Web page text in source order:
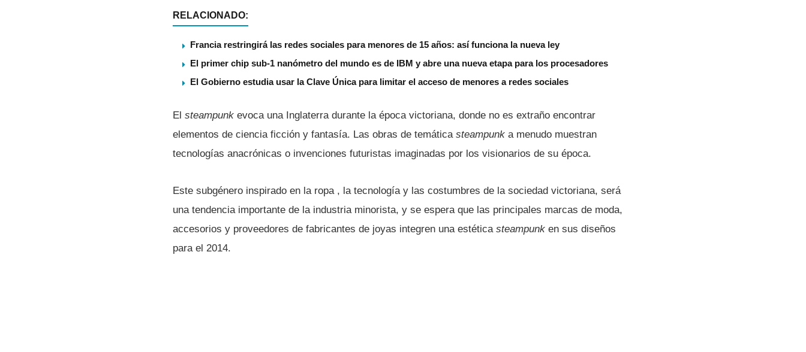
RELACIONADO:
Francia restringirá las redes sociales para menores de 15 años: así funciona la nueva ley
El primer chip sub-1 nanómetro del mundo es de IBM y abre una nueva etapa para los procesadores
El Gobierno estudia usar la Clave Única para limitar el acceso de menores a redes sociales
El steampunk evoca una Inglaterra durante la época victoriana, donde no es extraño encontrar
elementos de ciencia ficción y fantasí­a. Las obras de temática steampunk a menudo muestran
tecnologí­as anacrónicas o invenciones futuristas imaginadas por los visionarios de su época.
Este subgénero inspirado en la ropa , la tecnologí­a y las costumbres de la sociedad victoriana, será
una tendencia importante de la industria minorista, y se espera que las principales marcas de moda,
accesorios y proveedores de fabricantes de joyas integren una estética steampunk en sus diseños
para el 2014.